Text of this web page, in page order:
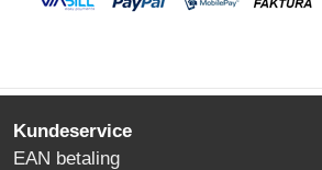
Kundeservice
EAN betaling